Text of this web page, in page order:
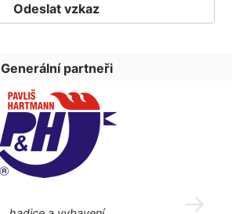
Generální partneři